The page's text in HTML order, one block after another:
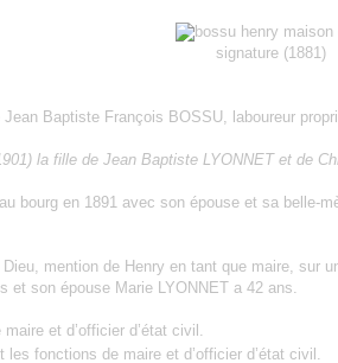
signature (1881)
Baptiste François BOSSU, laboureur
la fille de Jean Baptiste LYONNET et de
bourg en 1891 avec son épouse et sa belle-
mention de Henry en tant que maire, sur
et son épouse Marie LYONNET a 42 ans.
et d’officier d’état civil.
fonctions de maire et d’officier d’état civil.